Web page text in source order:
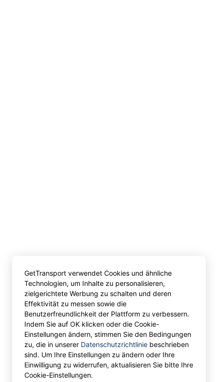
GetTransport verwendet Cookies und ähnliche
Technologien, um Inhalte zu personalisieren,
zielgerichtete Werbung zu schalten und deren
Effektivität zu messen sowie die
Benutzerfreundlichkeit der Plattform zu verbessern.
Indem Sie auf OK klicken oder die Cookie-
Einstellungen ändern, stimmen Sie den Bedingungen
zu, die in unserer Datenschutzrichtlinie beschrieben
sind. Um Ihre Einstellungen zu ändern oder Ihre
Einwilligung zu widerrufen, aktualisieren Sie bitte Ihre
Cookie-Einstellungen.